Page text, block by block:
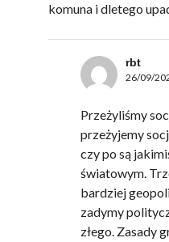
komuna i dletego
rbt
26/09/
Przeżyliśmy
przeżyjemy
czy po są
światowym.
bardziej
zadymy
złego. Zasady